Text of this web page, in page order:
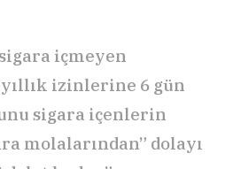
sigara içmeyen
yıllık izinlerine 6 gün
sigara içenlerin
molalarından” dolayı